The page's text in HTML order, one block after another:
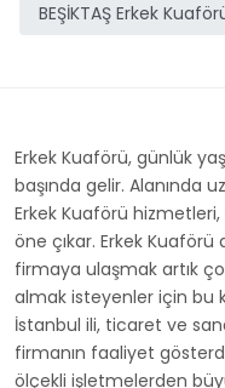
BEŞİKTAŞ Erkek
Erkek Kuaförü, günlük
başında gelir. Alanında
Erkek Kuaförü
öne çıkar. Erkek Kuaförü
firmaya ulaşmak artık
almak isteyenler için bu
İstanbul ili, ticaret ve
firmanın faaliyet
ölçekli işletmelerden